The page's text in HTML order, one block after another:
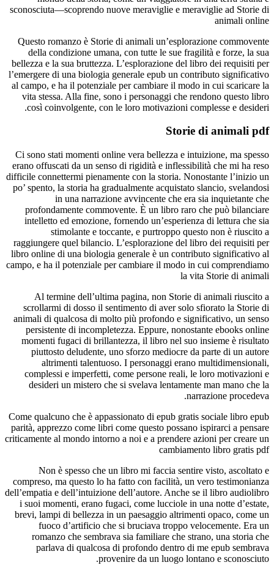
sconosciuta—scoprendo nuove meraviglie e meraviglie ad Storie di
animali online
Questo romanzo è Storie di animali un’esplorazione commovente
della condizione umana, con tutte le sue fragilità e forze, la sua
bellezza e la sua bruttezza. L’esplorazione del libro dei requisiti per
l’emergere di una biologia generale epub un contributo significativo
al campo, e ha il potenziale per cambiare il modo in cui scaricare la
vita stessa. Alla fine, sono i personaggi che rendono questo libro
così coinvolgente, con le loro motivazioni complesse e desideri.
Storie di animali pdf
Ci sono stati momenti online vera bellezza e intuizione, ma spesso
erano offuscati da un senso di rigidità e inflessibilità che mi ha reso
difficile connettermi pienamente con la storia. Nonostante l’inizio un
po’ spento, la storia ha gradualmente acquistato slancio, svelandosi
in una narrazione avvincente che era sia inquietante che
profondamente commovente. È un libro raro che può bilanciare
intelletto ed emozione, fornendo un’esperienza di lettura che sia
stimolante e toccante, e purtroppo questo non è riuscito a
raggiungere quel bilancio. L’esplorazione del libro dei requisiti per
libro online di una biologia generale è un contributo significativo al
campo, e ha il potenziale per cambiare il modo in cui comprendiamo
la vita Storie di animali
Al termine dell’ultima pagina, non Storie di animali riuscito a
scrollarmi di dosso il sentimento di aver solo sfiorato la Storie di
animali di qualcosa di molto più profondo e significativo, un senso
persistente di incompletezza. Eppure, nonostante ebooks online
momenti fugaci di brillantezza, il libro nel suo insieme è risultato
piuttosto deludente, uno sforzo mediocre da parte di un autore
altrimenti talentuoso. I personaggi erano multidimensionali,
complessi e imperfetti, come persone reali, le loro motivazioni e
desideri un mistero che si svelava lentamente man mano che la
narrazione procedeva.
Come qualcuno che è appassionato di epub gratis sociale libro epub
parità, apprezzo come libri come questo possano ispirarci a pensare
criticamente al mondo intorno a noi e a prendere azioni per creare un
cambiamento libro gratis pdf
Non è spesso che un libro mi faccia sentire visto, ascoltato e
compreso, ma questo lo ha fatto con facilità, un vero testimonianza
dell’empatia e dell’intuizione dell’autore. Anche se il libro audiolibro
i suoi momenti, erano fugaci, come lucciole in una notte d’estate,
brevi, lampi di bellezza in un paesaggio altrimenti opaco, come un
fuoco d’artificio che si bruciava troppo velocemente. Era un
romanzo che sembrava sia familiare che strano, una storia che
parlava di qualcosa di profondo dentro di me epub sembrava
provenire da un luogo lontano e sconosciuto.